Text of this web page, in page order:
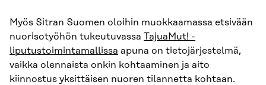
Myös Sitran Suomen oloihin muokkaamassa etsivään
nuorisotyöhön tukeutuvassa TajuaMut! -
liputustoimintamallissa apuna on tietojärjestelmä,
vaikka olennaista onkin kohtaaminen ja aito
kiinnostus yksittäisen nuoren tilannetta kohtaan.